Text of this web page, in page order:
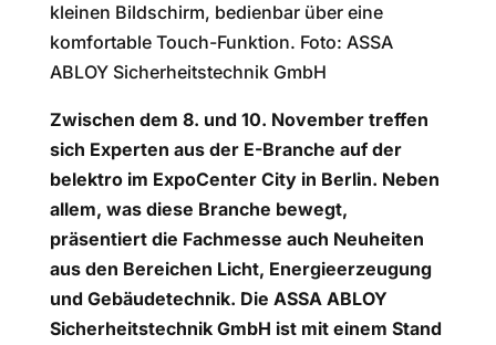
kleinen Bildschirm, bedienbar über eine
komfortable Touch-Funktion. Foto: ASSA
ABLOY Sicherheitstechnik GmbH
Zwischen dem 8. und 10. November treffen
sich Experten aus der E-Branche auf der
belektro im ExpoCenter City in Berlin. Neben
allem, was diese Branche bewegt,
präsentiert die Fachmesse auch Neuheiten
aus den Bereichen Licht, Energieerzeugung
und Gebäudetechnik. Die ASSA ABLOY
Sicherheitstechnik GmbH ist mit einem Stand